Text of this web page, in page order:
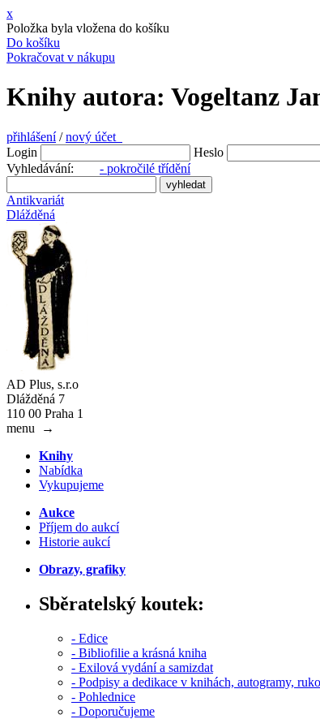
x
Položka byla vložena do košíku
Do košíku
Pokračovat v nákupu
Knihy autora: Vogeltanz
přihlášení/nový účet
Login
Heslo
Vyhledávání: - pokročilé třídění
Antikvariát
Dlážděná
AD Plus, s.r.o
Dlážděná 7
110 00 Praha 1
menu
→
Knihy
Nabídka
Vykupujeme
Aukce
Příjem do aukcí
Historie aukcí
Obrazy, grafiky
Sběratelský koutek:
- Edice
- Bibliofilie a krásná kniha
- Exilová vydání a samizdat
- Podpisy a dedikace v knihách, autogramy,
- Pohlednice
- Doporučujeme